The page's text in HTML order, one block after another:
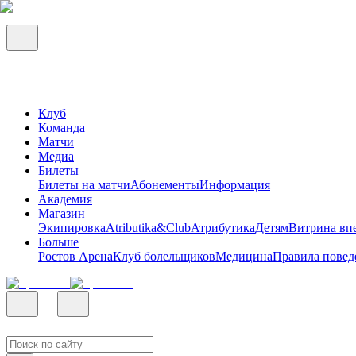
Клуб
Команда
Матчи
Медиа
Билеты
Билеты на матчиАбонементыИнформация
Академия
Магазин
ЭкипировкаAtributika&ClubАтрибутикаДетямВитрина
Больше
Ростов АренаКлуб болельщиковМедицинаПравила